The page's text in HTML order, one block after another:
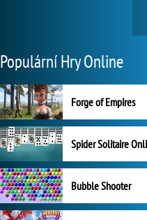
Populární Hry Online
Forge of Empires
Spider Solitaire
Bubble Shooter